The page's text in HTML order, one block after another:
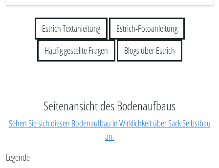
Estrich Textanleitung
Estrich-Fotoanleitung
Häufig gestellte Fragen
Blogs über Estrich
Seitenansicht des Bodenaufbaus
Sehen Sie sich diesen Bodenaufbau in Wirklichkeit über Sack Selbstbau
an.
Legende